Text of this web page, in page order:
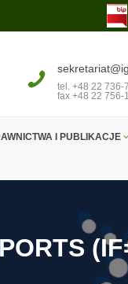
tel. +48 22 736-
fax +48 22 756-
I PUBLIKACJE
PORTS (IF